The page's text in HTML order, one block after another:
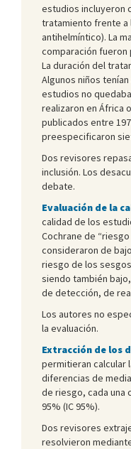
estudios incluyeron
tratamiento frente a
antihelmíntico). La
comparación fueron
La duración del
Algunos niños
estudios no
realizaron en África
publicados entre
preespecificaron
Dos revisores
inclusión. Los
debate.
Evaluación de la
calidad de los
Cochrane de
consideraron de
riesgo de los
siendo también
de detección, de
Los autores no
la evaluación.
Extracción de los
permitieran calcular
diferencias de
de riesgo, cada una
95% (IC 95%).
Dos revisores
resolvieron